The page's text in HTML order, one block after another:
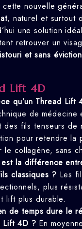
nouvelle
, naturel et surtout
une solution
retrouver un
et sans
Lift 4D
ce qu’un Thread Lift
de médecine
des fils tenseurs de
pour retendre la
le collagène, sans
la différence
classiques ? Les
plus
lift plus durable.
de temps dure le
Lift 4D ? En